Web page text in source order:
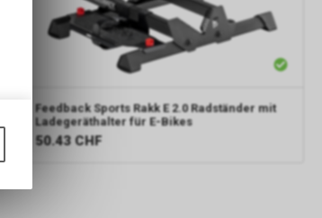
Feedback Sports Rakk E 2.0 Radständer mit
Ladegeräthalter für E-Bikes
50.43 CHF